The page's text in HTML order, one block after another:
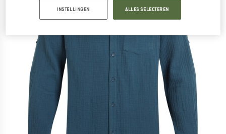
INSTELLINGEN ALLES SELECTEREN